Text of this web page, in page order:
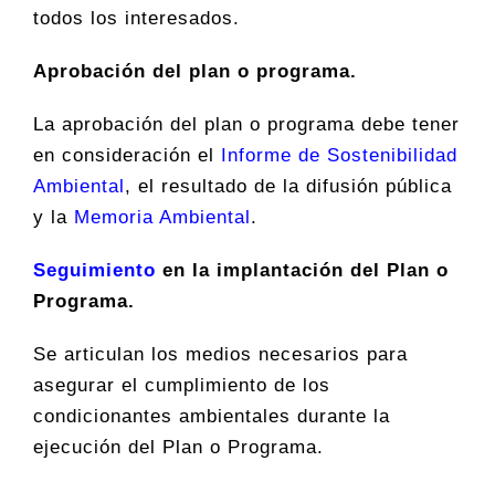
todos los interesados.
Aprobación del plan o programa.
La aprobación del plan o programa debe tener
en consideración el
Informe de Sostenibilidad
Ambiental , el resultado de la difusión pública
y la Memoria Ambiental .
Seguimiento en la implantación del Plan o
Programa.
Se articulan los medios necesarios para
asegurar el cumplimiento de los
condicionantes ambientales durante la
ejecución del Plan o Programa.